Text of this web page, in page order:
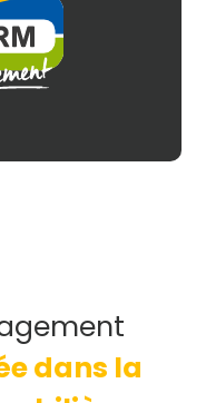
dans la